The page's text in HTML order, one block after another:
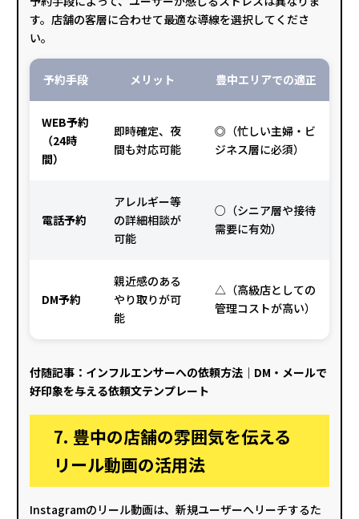
す。店舗の客層に合わせて最適な導線を選択してくださ
い。
予約手段 メリット 豊中エリアでの適正
WEB予約
（24時
間）
即時確定、夜
間も対応可能
◎（忙しい主婦・ビ
ジネス層に必須）
電話予約
アレルギー等
の詳細相談が
可能
○（シニア層や接待
需要に有効）
DM予約
親近感のある
やり取りが可
能
△（高級店としての
管理コストが高い）
付随記事： インフルエンサーへの依頼方法｜DM・メールで
好印象を与える依頼文テンプレート
7. 豊中の店舗の雰囲気を伝える
リール動画の活用法
Instagramのリール動画は、新規ユーザーへリーチするた